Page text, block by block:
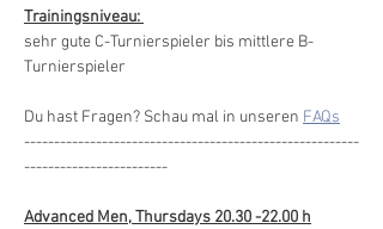
Trainingsniveau:
sehr gute C-Turnierspieler bis mittlere B-
Turnierspieler
Du hast Fragen? Schau mal in unseren FAQs
--------------------------------------------------------
------------------------
Advanced Men, Thursdays 20.30 -22.00 h